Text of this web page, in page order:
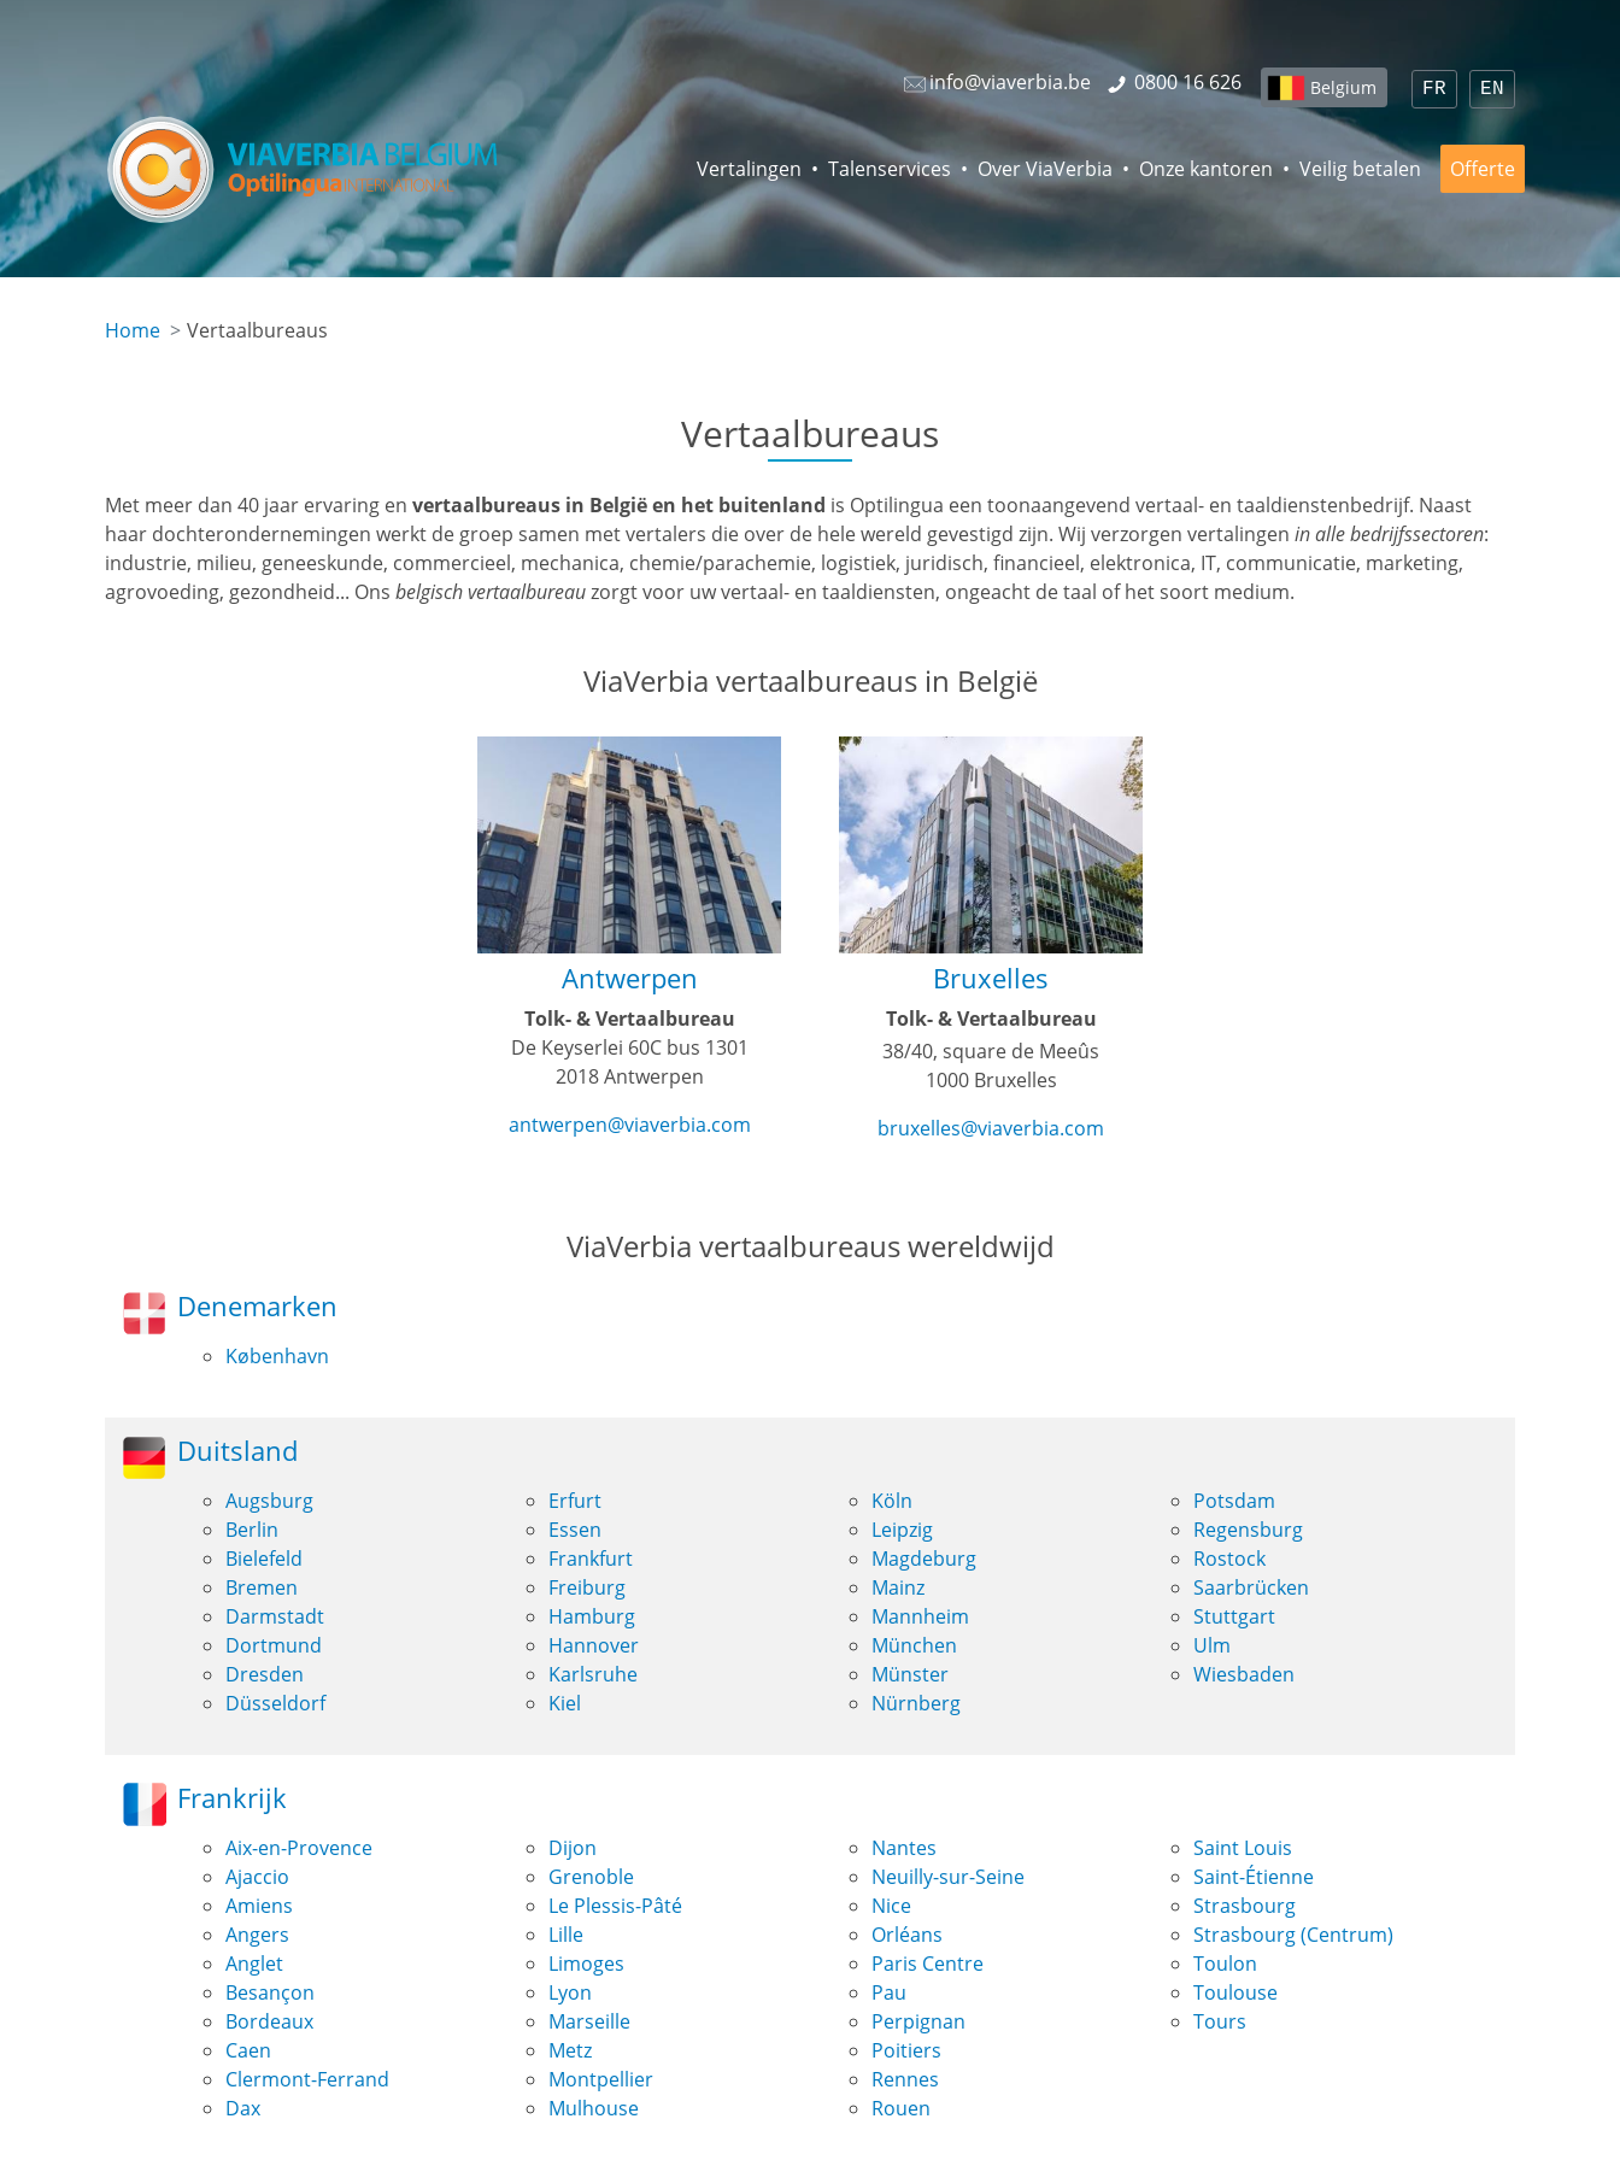
FR EN
Belgium
info@viaverbia.be 0800 16 626
Vertalingen Talenservices Over ViaVerbia Onze kantoren Veilig betalen Offerte
Home Vertaalbureaus
Vertaalbureaus
Met meer dan 40 jaar ervaring en vertaalbureaus in België en het buitenland is Optilingua een toonaangevend vertaal- en taaldienstenbedrijf. Naast
haar dochterondernemingen werkt de groep samen met vertalers die over de hele wereld gevestigd zijn. Wij verzorgen vertalingen in alle bedrijfssectoren:
industrie, milieu, geneeskunde, commercieel, mechanica, chemie/parachemie, logistiek, juridisch, financieel, elektronica, IT, communicatie, marketing,
agrovoeding, gezondheid... Ons belgisch vertaalbureauzorgt voor uw vertaal- en taaldiensten, ongeacht de taal of het soort medium.
ViaVerbia vertaalbureaus in België
Antwerpen
Tolk- & Vertaalbureau
De Keyserlei 60C bus 1301
2018 Antwerpen
antwerpen@viaverbia.com
Bruxelles
Tolk- & Vertaalbureau
38/40, square de Meeûs
1000 Bruxelles
bruxelles@viaverbia.com
ViaVerbia vertaalbureaus wereldwijd
Denemarken
København
Duitsland
Augsburg
Berlin
Bielefeld
Bremen
Darmstadt
Dortmund
Dresden
Düsseldorf
Erfurt
Essen
Frankfurt
Freiburg
Hamburg
Hannover
Karlsruhe
Kiel
Köln
Leipzig
Magdeburg
Mainz
Mannheim
München
Münster
Nürnberg
Potsdam
Regensburg
Rostock
Saarbrücken
Stuttgart
Ulm
Wiesbaden
Frankrijk
Aix-en-Provence
Ajaccio
Amiens
Angers
Anglet
Besançon
Bordeaux
Caen
Clermont-Ferrand
Dax
Dijon
Grenoble
Le Plessis-Pâté
Lille
Limoges
Lyon
Marseille
Metz
Montpellier
Mulhouse
Nantes
Neuilly-sur-Seine
Nice
Orléans
Paris Centre
Pau
Perpignan
Poitiers
Rennes
Rouen
Saint Louis
Saint-Étienne
Strasbourg
Strasbourg (Centrum)
Toulon
Toulouse
Tours